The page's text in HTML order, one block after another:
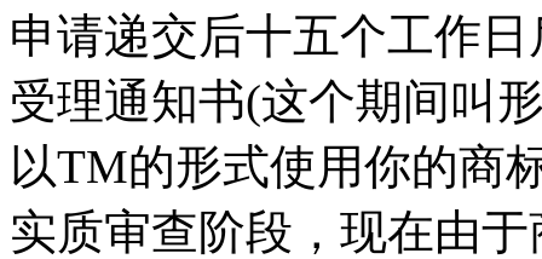
申请递交后十五个工作
受理通知书(这个期间叫
以TM的形式使用你的商
实质审查阶段，现在由